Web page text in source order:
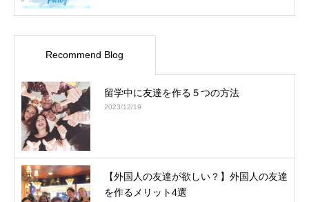
Recommend Blog
留学中に友達を作る５つの方法
2023/12/19
【外国人の友達が欲しい？】外国人の友達
を作るメリット4選